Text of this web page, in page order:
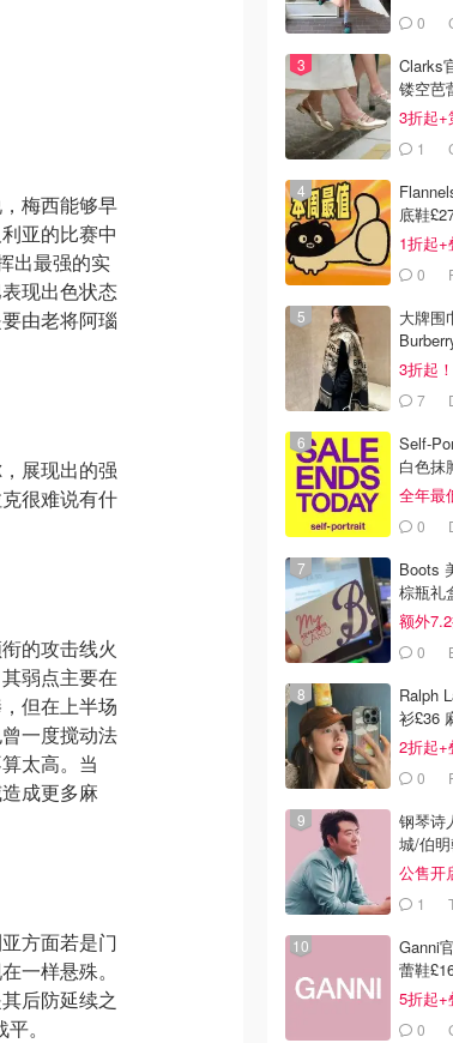
梅西能够早
亚的比赛中
出最强的实
现出色状态
由老将阿瑙
展现出的强
很难说有什
的攻击线火
弱点主要在
但在上半场
一度搅动法
太高。当
成更多麻
方面若是门
一样悬殊。
后防延续之
。
£68！
0
Clarks
镂空芭
3折起+
服！1
底鞋
£63
1折起+
0
大牌围
3折起
7
Self-
白色抹
全年最
0
Boots
棕瓶礼
额外
0
Ralph
衫£36
2折起+
0
钢琴诗
城/伯
公售开
1
Ganni
蕾鞋
5折起+
0